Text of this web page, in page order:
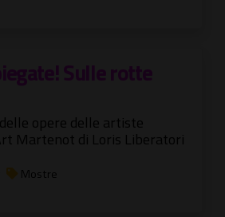
Sulle rotte
opere delle artiste
Martenot di Loris Liberatori
Mostre